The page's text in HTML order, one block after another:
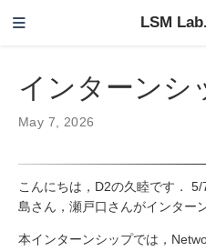
LSM
インターンシ
May 7, 2026
こんにちは，D2の久睦です．
島さん，瀬戸口さんがインター
本インターンシップでは，